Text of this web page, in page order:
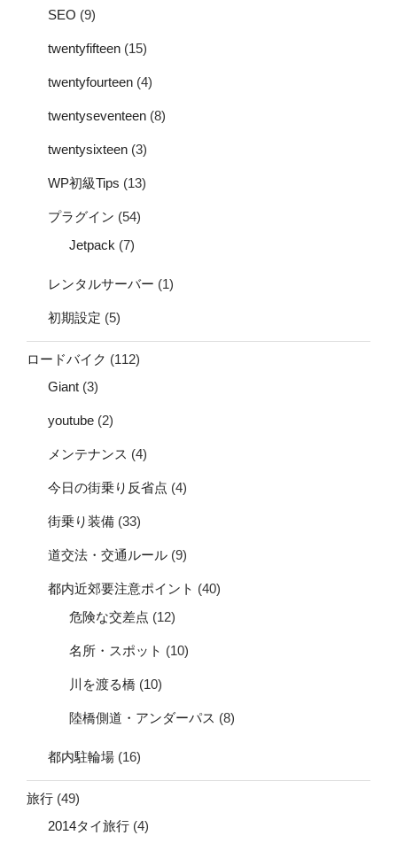
SEO (9)
twentyfifteen (15)
twentyfourteen (4)
twentyseventeen (8)
twentysixteen (3)
WP初級Tips (13)
プラグイン (54)
Jetpack (7)
レンタルサーバー (1)
初期設定 (5)
ロードバイク (112)
Giant (3)
youtube (2)
メンテナンス (4)
今日の街乗り反省点 (4)
街乗り装備 (33)
道交法・交通ルール (9)
都内近郊要注意ポイント (40)
危険な交差点 (12)
名所・スポット (10)
川を渡る橋 (10)
陸橋側道・アンダーパス (8)
都内駐輪場 (16)
旅行 (49)
2014タイ旅行 (4)